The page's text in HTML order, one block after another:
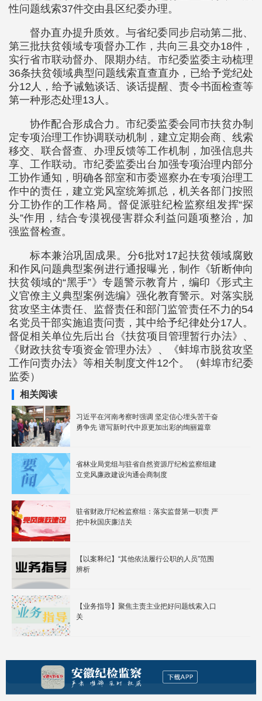
性问题线索37件交由县区纪委办理。
督办直办提升质效。与省纪委同步启动第二批、
第三批扶贫领域专项督办工作，共向三县交办18件，
实行省市联动督办、限期办结。市纪委监委主动梳理
36条扶贫领域典型问题线索直查直办，已给予党纪处
分12人，给予诫勉谈话、谈话提醒、责令书面检查等
第一种形态处理13人。
协作配合形成合力。市纪委监委会同市扶贫办制
定专项治理工作协调联动机制，建立定期会商、线索
移交、联合督查、办理反馈等工作机制，加强信息共
享、工作联动。市纪委监委出台加强专项治理内部分
工协作通知，明确各部室和市委巡察办在专项治理工
作中的责任，建立党风室统筹抓总，机关各部门按照
分工协作的工作格局。督促派驻纪检监察组发挥“探
头”作用，结合专漠视侵害群众利益问题项整治，加
强监督检查。
标本兼治巩固成果。分6批对17起扶贫领域腐败
和作风问题典型案例进行通报曝光，制作《斩断伸向
扶贫领域的“黑手”》专题警示教育片，编印《形式主
义官僚主义典型案例选编》强化教育警示。对落实脱
贫攻坚主体责任、监督责任和部门监管责任不力的54
名党员干部实施追责问责，其中给予纪律处分17人。
督促相关单位先后出台《扶贫项目管理暂行办法》、
《财政扶贫专项资金管理办法》、《蚌埠市脱贫攻坚
工作问责办法》等相关制度文件12个。（蚌埠市纪委
监委）
相关阅读
习近平在河南考察时强调 坚定信心埋头苦干奋
勇争先 谱写新时代中原更加出彩的绚丽篇章
省林业局党组与驻省自然资源厅纪检监察组建
立党风廉政建设沟通会商制度
驻省财政厅纪检监察组：落实监督第一职责 严
把中秋国庆廉洁关
【以案释纪】“其他依法履行公职的人员”范围
辨析
【业务指导】聚焦主责主业把好问题线索入口
关